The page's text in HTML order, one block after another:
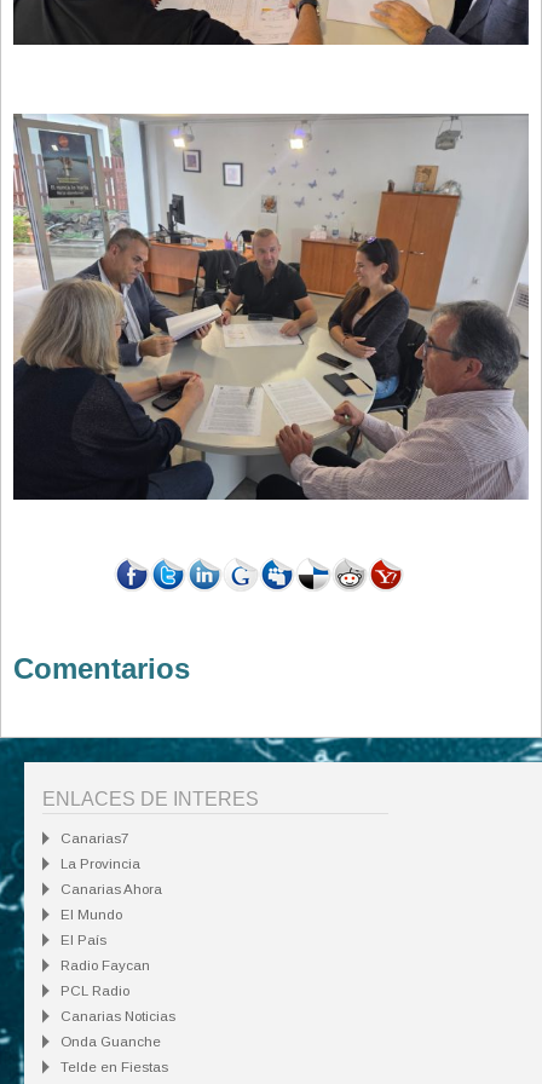
Comentarios
ENLACES DE INTERES
Canarias7
La Provincia
Canarias Ahora
El Mundo
El País
Radio Faycan
PCL Radio
Canarias Noticias
Onda Guanche
Telde en Fiestas